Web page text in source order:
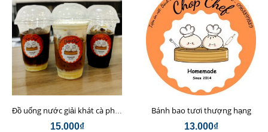
Đồ uống nước giải khát cà phê sữa hạt Chop Chef
15.000₫
Bánh bao tươi thượng hạng
13.000₫